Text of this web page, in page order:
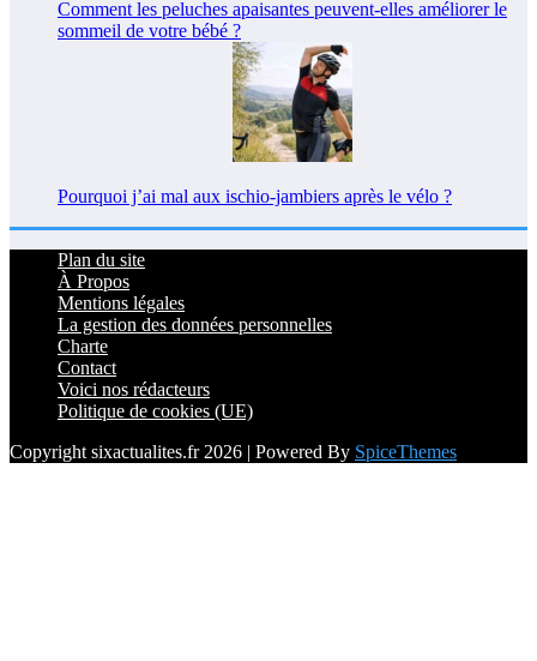
Comment les peluches apaisantes peuvent-elles améliorer le
sommeil de votre bébé ?
Pourquoi j’ai mal aux ischio-jambiers après le vélo ?
Plan du site
À Propos
Mentions légales
La gestion des données personnelles
Charte
Contact
Voici nos rédacteurs
Politique de cookies (UE)
Copyright sixactualites.fr 2026 | Powered By SpiceThemes